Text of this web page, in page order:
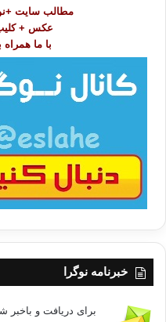
مطالب سایت
عکس +
با ما همراه
خبرنامه نوگرا
برای دریافت و